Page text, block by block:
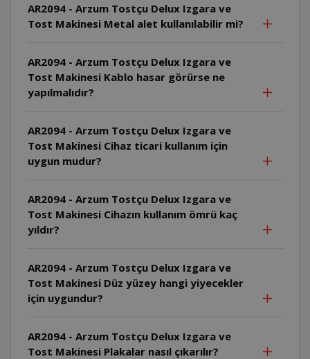
AR2094 - Arzum Tostçu Delux Izgara ve
Tost Makinesi Metal alet kullanılabilir mi?
AR2094 - Arzum Tostçu Delux Izgara ve
Tost Makinesi Kablo hasar görürse ne
yapılmalıdır?
AR2094 - Arzum Tostçu Delux Izgara ve
Tost Makinesi Cihaz ticari kullanım için
uygun mudur?
AR2094 - Arzum Tostçu Delux Izgara ve
Tost Makinesi Cihazın kullanım ömrü kaç
yıldır?
AR2094 - Arzum Tostçu Delux Izgara ve
Tost Makinesi Düz yüzey hangi yiyecekler
için uygundur?
AR2094 - Arzum Tostçu Delux Izgara ve
Tost Makinesi Plakalar nasıl çıkarılır?